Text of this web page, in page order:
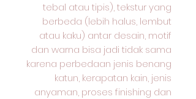
tebal atau tipis), tekstur yang
berbeda (lebih halus, lembut
atau kaku) antar desain, motif
dan warna bisa jadi tidak sama
karena perbedaan jenis benang
katun, kerapatan kain, jenis
anyaman, proses finishing dan